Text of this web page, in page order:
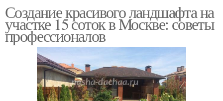
Создание красивого ландшафта на
участке 15 соток в Москве: советы
профессионалов